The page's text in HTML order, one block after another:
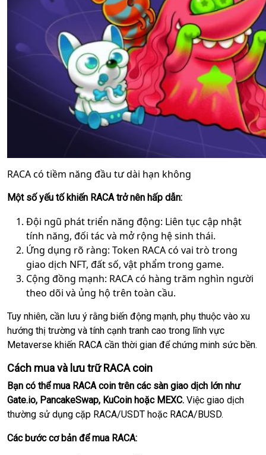
RACA có tiềm năng đầu tư dài hạn không
Một số yếu tố khiến RACA trở nên hấp dẫn:
Đội ngũ phát triển năng động: Liên tục cập nhật
tính năng, đối tác và mở rộng hệ sinh thái.
Ứng dụng rõ ràng: Token RACA có vai trò trong
giao dịch NFT, đất số, vật phẩm trong game.
Cộng đồng mạnh: RACA có hàng trăm nghìn người
theo dõi và ủng hộ trên toàn cầu.
Tuy nhiên, cần lưu ý rằng biến động mạnh, phụ thuộc vào xu
hướng thị trường và tính cạnh tranh cao trong lĩnh vực
Metaverse khiến RACA cần thời gian để chứng minh sức bền.
Cách mua và lưu trữ RACA coin
Bạn có thể mua RACA coin trên các sàn giao dịch lớn như
Gate.io, PancakeSwap, KuCoin hoặc MEXC. Việc giao dịch
thường sử dụng cặp RACA/USDT hoặc RACA/BUSD.
Các bước cơ bản để mua RACA: